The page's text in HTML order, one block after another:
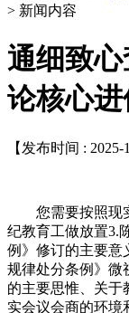
> 新闻内容
通细致
论核心
【发布时间 :
您需要按照现实
纪教育工做放置3.
例》修订的主要意
规律处分条例》微
的主要思惟、关于
实会议会商的环境